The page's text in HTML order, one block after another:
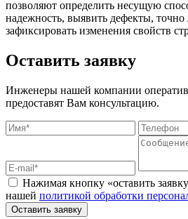
позволяют определить несущую
надежность, выявить дефекты, точно
зафиксировать изменения свойств
Оставить заявку
Инженеры нашей компании
предоставят Вам консультацию.
Нажимая кнопку «оставить
нашей политикой обработки
Оставить заявку